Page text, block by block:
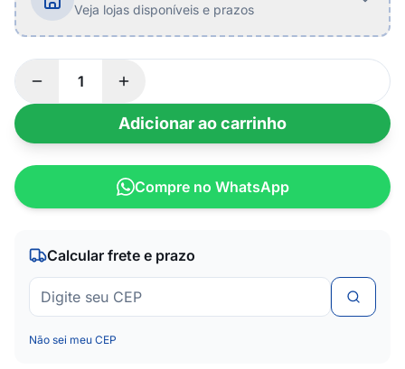
Veja lojas disponíveis e prazos
Adicionar ao carrinho
Compre no WhatsApp
Calcular frete e prazo
Não sei meu CEP